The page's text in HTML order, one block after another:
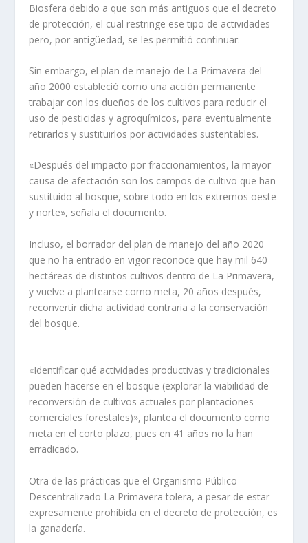
Biosfera debido a que son más antiguos que el decreto
de protección, el cual restringe ese tipo de actividades
pero, por antigüedad, se les permitió continuar.
Sin embargo, el plan de manejo de La Primavera del
año 2000 estableció como una acción permanente
trabajar con los dueños de los cultivos para reducir el
uso de pesticidas y agroquímicos, para eventualmente
retirarlos y sustituirlos por actividades sustentables.
«Después del impacto por fraccionamientos, la mayor
causa de afectación son los campos de cultivo que han
sustituido al bosque, sobre todo en los extremos oeste
y norte», señala el documento.
Incluso, el borrador del plan de manejo del año 2020
que no ha entrado en vigor reconoce que hay mil 640
hectáreas de distintos cultivos dentro de La Primavera,
y vuelve a plantearse como meta, 20 años después,
reconvertir dicha actividad contraria a la conservación
del bosque.
«Identificar qué actividades productivas y tradicionales
pueden hacerse en el bosque (explorar la viabilidad de
reconversión de cultivos actuales por plantaciones
comerciales forestales)», plantea el documento como
meta en el corto plazo, pues en 41 años no la han
erradicado.
Otra de las prácticas que el Organismo Público
Descentralizado La Primavera tolera, a pesar de estar
expresamente prohibida en el decreto de protección, es
la ganadería.